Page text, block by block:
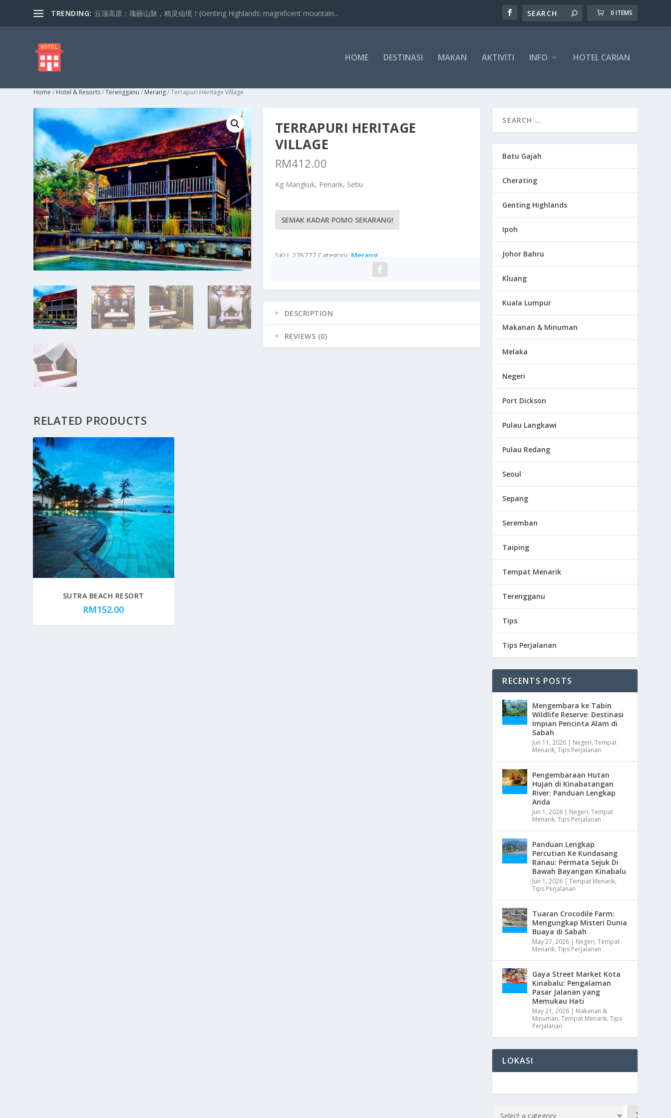
TRENDING: 云顶高原：瑰丽山脉，精灵仙境！(Genting Highlands: magnificent mountain... 0 ITEMS
HOME DESTINASI MAKAN AKTIVITI INFO HOTEL CARIAN
Home / Hotel & Resorts/Terengganu / Merang/ Terrapuri Heritage Village
TERRAPURI HERITAGE
VILLAGE
RM412.00
Kg Mangkuk, Penarik, Setiu
SEMAK KADAR POMO SEKARANG!
SKU: 276777 Category: Merang
DESCRIPTION
REVIEWS (0)
RELATED PRODUCTS
SUTRA BEACH RESORT
RM152.00
Batu Gajah
Cherating
Genting Highlands
Ipoh
Johor Bahru
Kluang
Kuala Lumpur
Makanan & Minuman
Melaka
Negeri
Port Dickson
Pulau Langkawi
Pulau Redang
Seoul
Sepang
Seremban
Taiping
Tempat Menarik
Terengganu
Tips
Tips Perjalanan
RECENTS POSTS
Mengembara ke Tabin
Wildlife Reserve: Destinasi
Impian Pencinta Alam di
Sabah
Jun 11, 2026 | Negeri,Tempat
Menarik,Tips Perjalanan
Pengembaraan Hutan
Hujan di Kinabatangan
River: Panduan Lengkap
Anda
Jun 1, 2026 | Negeri,Tempat
Menarik,Tips Perjalanan
Panduan Lengkap
Percutian Ke Kundasang
Ranau: Permata Sejuk Di
Bawah Bayangan Kinabalu
Jun 1, 2026 |Tempat Menarik,
Tips Perjalanan
Tuaran Crocodile Farm:
Mengungkap Misteri Dunia
Buaya di Sabah
May 27, 2026 | Negeri,Tempat
Menarik,Tips Perjalanan
Gaya Street Market Kota
Kinabalu: Pengalaman
Pasar Jalanan yang
Memukau Hati
May 21, 2026 | Makanan &
Minuman,Tempat Menarik,Tips
Perjalanan
LOKASI